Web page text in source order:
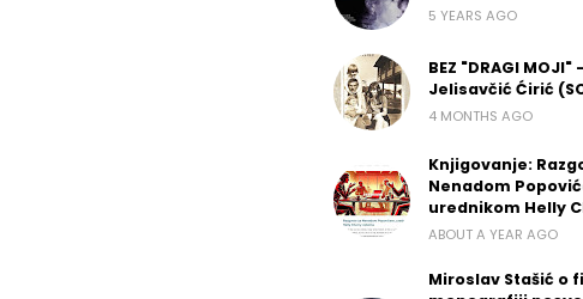
5 YEARS AGO
BEZ "DRAGI MOJI"
Jelisavčić Ćirić
4 MONTHS AGO
Knjigovanje:
Nenadom
urednikom Helly
ABOUT A YEAR AGO
Miroslav Stašić o